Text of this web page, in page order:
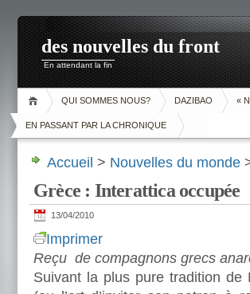
des nouvelles du front
En attendant la fin
QUI SOMMES NOUS? DAZIBAO «
EN PASSANT PAR LA CHRONIQUE
Accueil > Nouvelles du monde
Grèce : Interattica occupée
13/04/2010
Imprimer
Reçu de compagnons grecs
Suivant la plus pure tradition de